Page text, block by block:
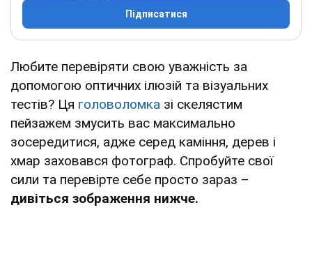
Підписатися
Любите перевіряти свою уважність за
допомогою оптичних ілюзій та візуальних
тестів? Ця головоломка зі скелястим
пейзажем змусить вас максимально
зосередитися, адже серед каміння, дерев і
хмар заховався фотограф. Спробуйте свої
сили та перевірте себе просто зараз –
дивіться зображення нижче.